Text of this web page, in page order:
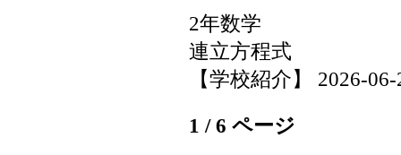
2年数学
連立方程式
【学校紹介】 2026-
1 / 6 ページ